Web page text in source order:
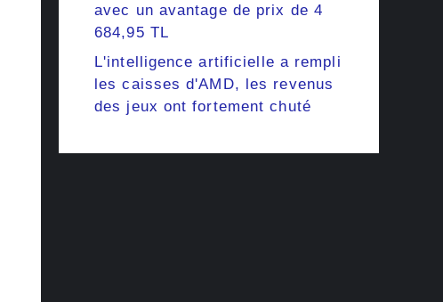
avec un avantage de prix de 4
684,95 TL
L'intelligence artificielle a rempli
les caisses d'AMD, les revenus
des jeux ont fortement chuté